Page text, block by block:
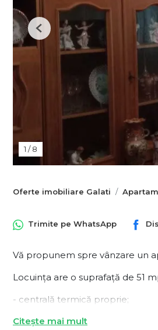
1 /8
Previous
Oferte imobiliare Galati
Trimite pe WhatsApp
Vă propunem spre vânzare un
Locuința are o suprafață de 51
- centrală termică proprie;
- izolatie exterioara
Citește mai mult